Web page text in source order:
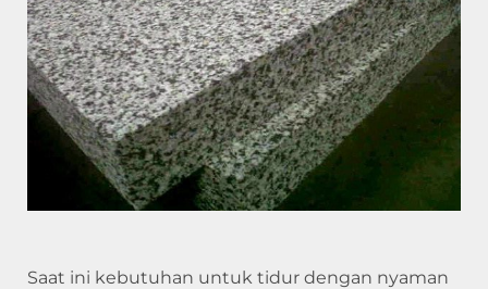
Saat ini kebutuhan untuk tidur dengan nyaman